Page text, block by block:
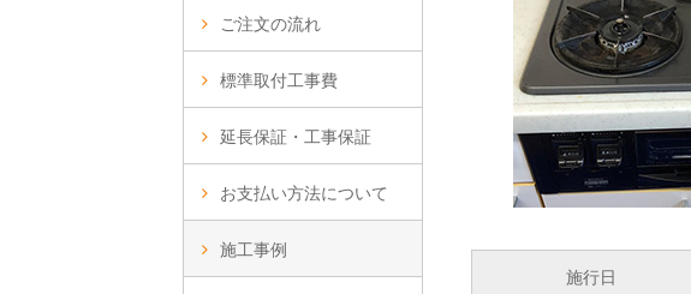
施行日
ご注文の流れ
標準取付工事費
延長保証・工事保証
お支払い方法について
施工事例